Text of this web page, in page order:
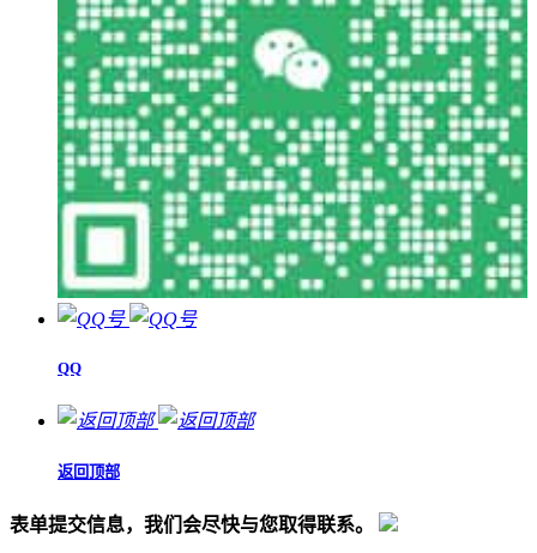
QQ
返回顶部
表单提交信息，我们会尽快与您取得联系。